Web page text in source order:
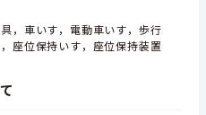
，車いす，電動車いす，歩行
座位保持いす，座位保持装置